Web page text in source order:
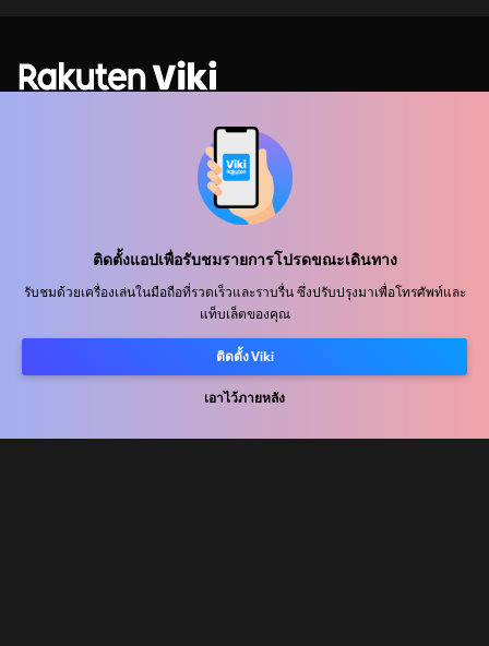
ติดตั้งแอปเพื่อรับชมรายการโปรดขณะเดินทาง
รับชมด้วยเครื่องเล่นในมือถือที่รวดเร็วและราบรื่น ซึ่งปรับปรุงมาเพื่อโทรศัพท์และ
แท็บเล็ตของคุณ
ติดตั้ง Viki
เอาไว้ภายหลัง
ร่วมงานกับเรา
ศูนย์ประชาสัมพันธ์
ข้อกำหนดการใช้งาน